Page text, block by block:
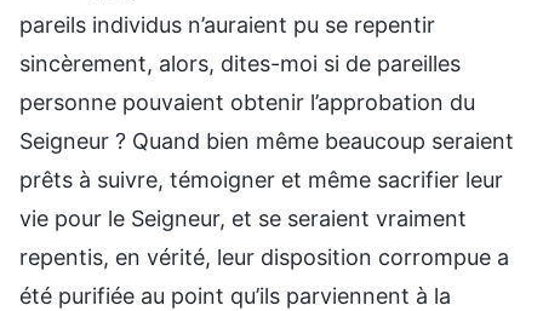
pareils individus n’auraient pu se repentir
sincèrement, alors, dites-moi si de pareilles
personne pouvaient obtenir l’approbation du
Seigneur ? Quand bien même beaucoup seraient
prêts à suivre, témoigner et même sacrifier leur
vie pour le Seigneur, et se seraient vraiment
repentis, en vérité, leur disposition corrompue a
été purifiée au point qu’ils parviennent à la